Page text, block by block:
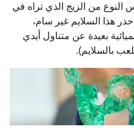
النوع من الزيج الذي تراه في
هذا السلايم غير سام،
بعيدة عن متناول أيدي
بالسلايم).